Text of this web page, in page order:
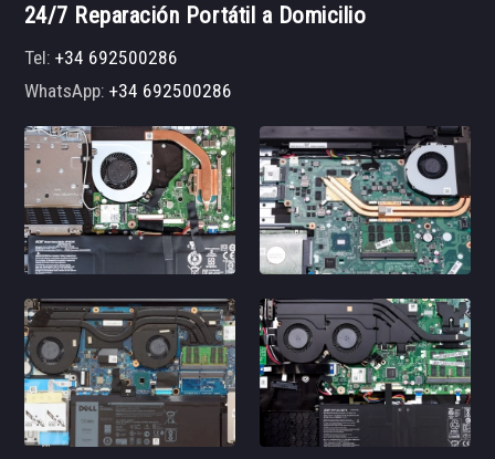
24/7 Reparación Portátil a Domicilio
Tel:+34 692500286
WhatsApp:+34 692500286